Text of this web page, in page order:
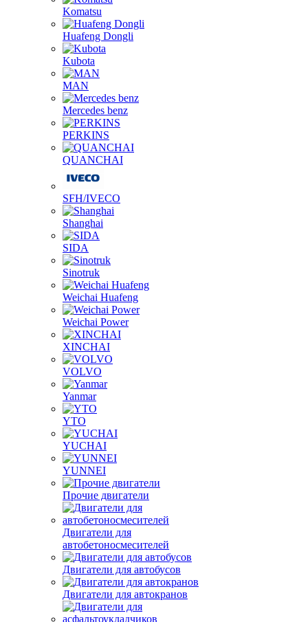
Komatsu
Huafeng Dongli
Kubota
MAN
Mercedes benz
PERKINS
QUANCHAI
SFH/IVECO
Shanghai
SIDA
Sinotruk
Weichai Huafeng
Weichai Power
XINCHAI
VOLVO
Yanmar
YTO
YUCHAI
YUNNEI
Прочие двигатели
Двигатели для
автобетоносмесителей
Двигатели для автобусов
Двигатели для автокранов